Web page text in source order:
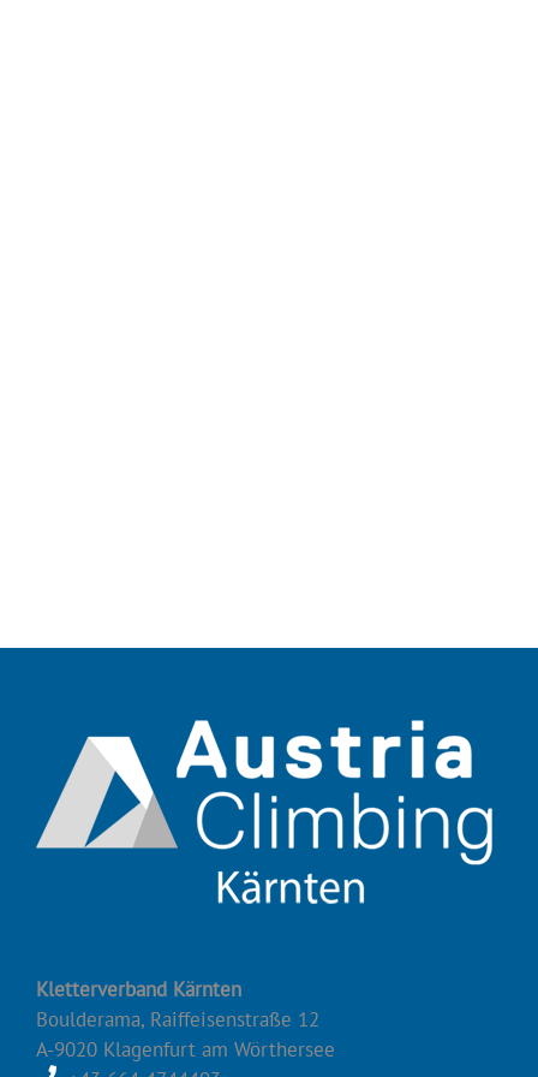
Kletterverband Kärnten
Boulderama, Raiffeisenstraße 12
A-9020 Klagenfurt am Wörthersee